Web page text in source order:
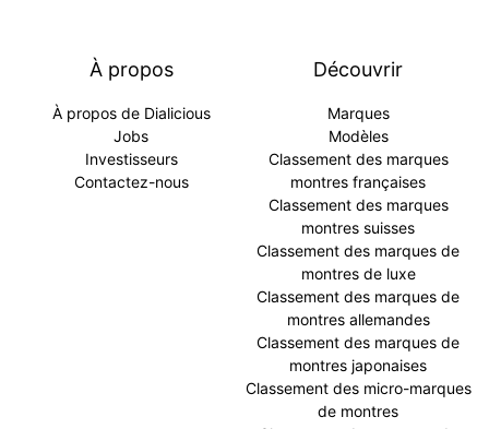
À propos
À propos de Dialicious
Jobs
Investisseurs
Contactez-nous
Découvrir
Marques
Modèles
Classement des marques
montres françaises
Classement des marques
montres suisses
Classement des marques de
montres de luxe
Classement des marques de
montres allemandes
Classement des marques de
montres japonaises
Classement des micro-marques
de montres